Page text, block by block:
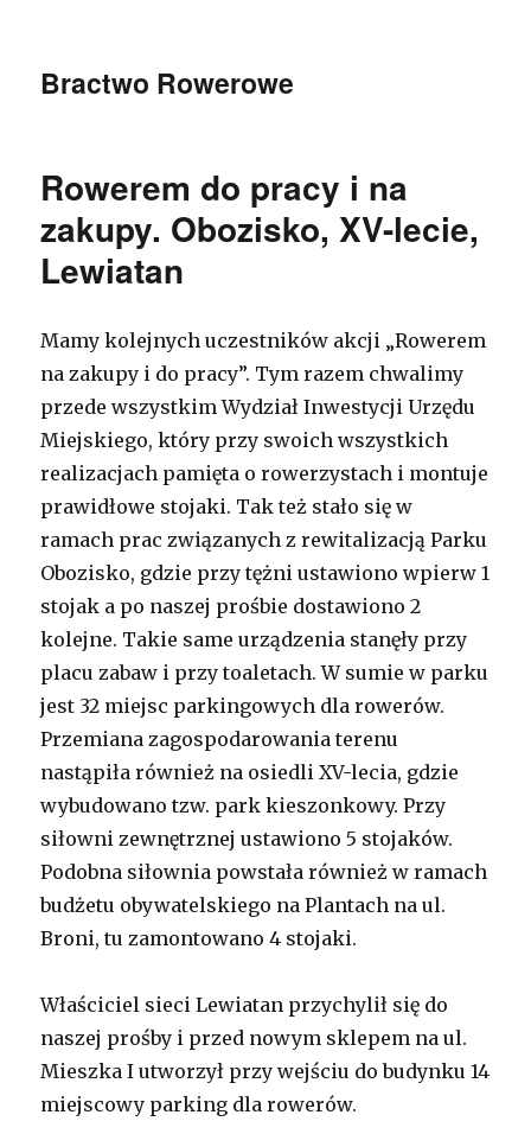
Bractwo Rowerowe
Rowerem do pracy i na
zakupy. Obozisko, XV-lecie,
Lewiatan
Mamy kolejnych uczestników akcji „Rowerem
na zakupy i do pracy”. Tym razem chwalimy
przede wszystkim Wydział Inwestycji Urzędu
Miejskiego, który przy swoich wszystkich
realizacjach pamięta o rowerzystach i montuje
prawidłowe stojaki. Tak też stało się w
ramach prac związanych z rewitalizacją Parku
Obozisko, gdzie przy tężni ustawiono wpierw 1
stojak a po naszej prośbie dostawiono 2
kolejne. Takie same urządzenia stanęły przy
placu zabaw i przy toaletach. W sumie w parku
jest 32 miejsc parkingowych dla rowerów.
Przemiana zagospodarowania terenu
nastąpiła również na osiedli XV-lecia, gdzie
wybudowano tzw. park kieszonkowy. Przy
siłowni zewnętrznej ustawiono 5 stojaków.
Podobna siłownia powstała również w ramach
budżetu obywatelskiego na Plantach na ul.
Broni, tu zamontowano 4 stojaki.
Właściciel sieci Lewiatan przychylił się do
naszej prośby i przed nowym sklepem na ul.
Mieszka I utworzył przy wejściu do budynku 14
miejscowy parking dla rowerów.